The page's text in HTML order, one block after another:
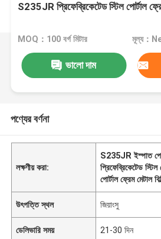
S235JR প্রিফেব্রিকেটেড স্টিল পোর্টাল
MOQ：100 বর্গ মিটার মূল্য：
ভালো দাম
পণ্যের বর্ণনা
লক্ষণীয় করা:
S235JR ইস্পাত
প্রিফেব্রিকেটেড স্টিল
পোর্টাল ফ্রেম মেটাল
উৎপত্তি স্থল জিয়াংসু
ডেলিভারি সময় 21-30 দিন